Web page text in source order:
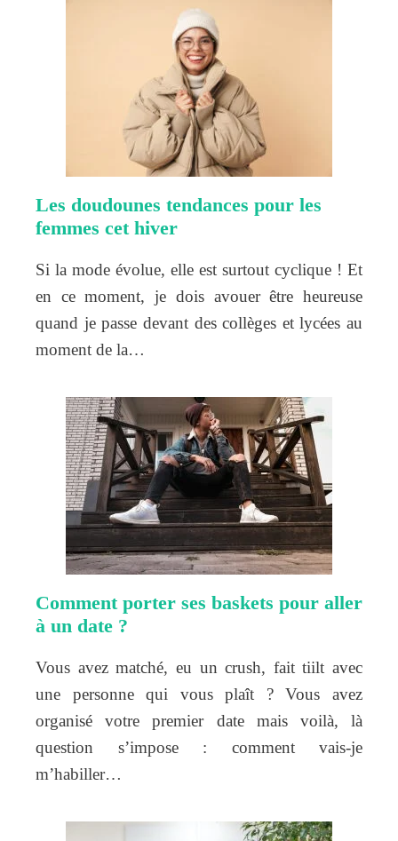
Les doudounes tendances pour les
femmes cet hiver
Si la mode évolue, elle est surtout cyclique ! Et
en ce moment, je dois avouer être heureuse
quand je passe devant des collèges et lycées au
moment de la…
Comment porter ses baskets pour aller
à un date ?
Vous avez matché, eu un crush, fait tiilt avec
une personne qui vous plaît ? Vous avez
organisé votre premier date mais voilà, là
question s’impose : comment vais-je
m’habiller…